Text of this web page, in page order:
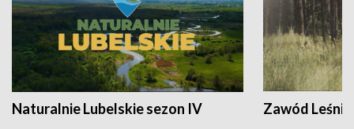
Naturalnie Lubelskie sezon IV Zawód Leśnik